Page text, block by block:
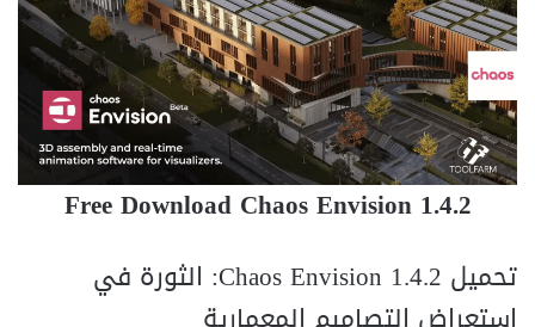
Free Download Chaos Envision 1.4.2
تحميل Chaos Envision 1.4.2: الثورة في